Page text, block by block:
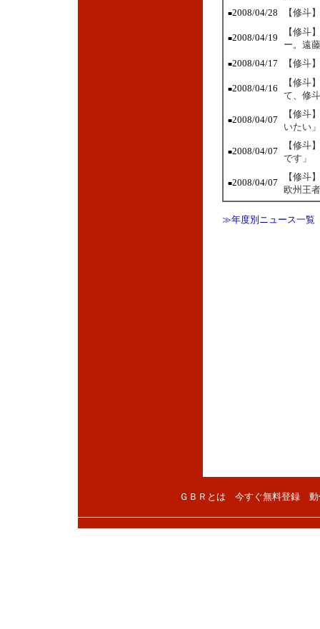
■2008/04/28 【修斗
■2008/04/19
【修斗
ー。遠
■2008/04/17 【修斗
■2008/04/16
【修斗
て、修
■2008/04/07
【修斗
いたい」
■2008/04/07
【修斗
です」
■2008/04/07
【修斗
欧州王者
≫年度別ニュース一覧
ＧＢＲとは 今すぐ無料登録